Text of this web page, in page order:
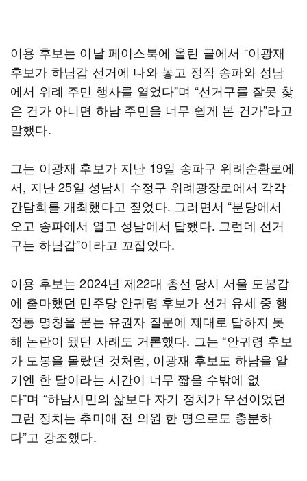
이용 후보는 이날 페이스북에 올린 글에서 “이광재
후보가 하남갑 선거에 나와 놓고 정작 송파와 성남
에서 위례 주민 행사를 열었다”며 “선거구를 잘못 찾
은 건가 아니면 하남 주민을 너무 쉽게 본 건가”라고
말했다.
그는 이광재 후보가 지난 19일 송파구 위례순환로에
서, 지난 25일 성남시 수정구 위례광장로에서 각각
간담회를 개최했다고 짚었다. 그러면서 “분당에서
오고 송파에서 열고 성남에서 답했다. 그런데 선거
구는 하남갑”이라고 꼬집었다.
이용 후보는 2024년 제22대 총선 당시 서울 도봉갑
에 출마했던 민주당 안귀령 후보가 선거 유세 중 행
정동 명칭을 묻는 유권자 질문에 제대로 답하지 못
해 논란이 됐던 사례도 거론했다. 그는 “안귀령 후보
가 도봉을 몰랐던 것처럼, 이광재 후보도 하남을 알
기엔 한 달이라는 시간이 너무 짧을 수밖에 없
다”며 “하남시민의 삶보다 자기 정치가 우선이었던
그런 정치는 추미애 전 의원 한 명으로도 충분하
다”고 강조했다.